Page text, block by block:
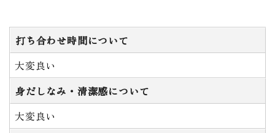
打ち合わせ時間について
大変良い
身だしなみ・清潔感について
大変良い